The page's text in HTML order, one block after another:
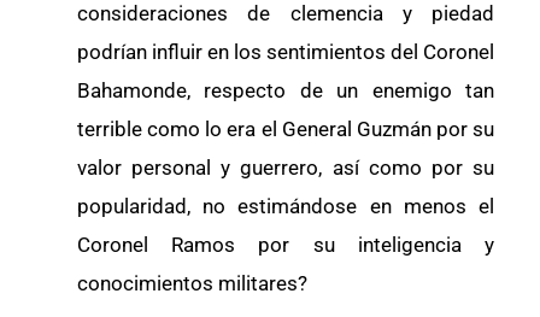
consideraciones de clemencia y piedad
podrían influir en los sentimientos del Coronel
Bahamonde, respecto de un enemigo tan
terrible como lo era el General Guzmán por su
valor personal y guerrero, así como por su
popularidad, no estimándose en menos el
Coronel Ramos por su inteligencia y
conocimientos militares?